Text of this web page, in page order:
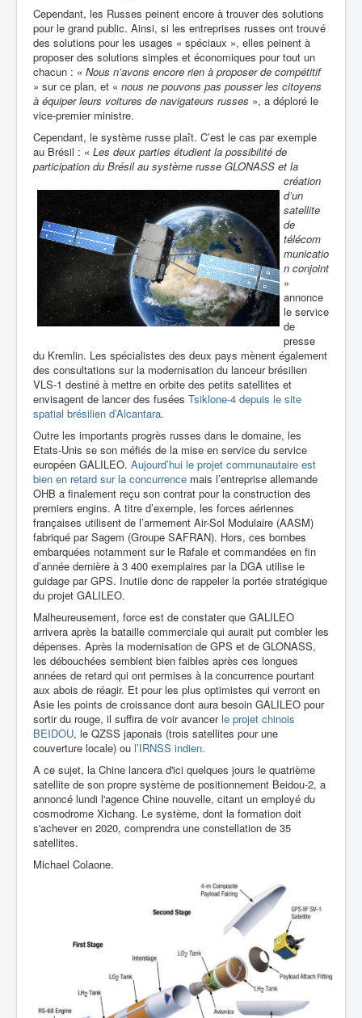
Cependant, les Russes peinent encore à trouver des solutions
pour le grand public. Ainsi, si les entreprises russes ont trouvé
des solutions pour les usages « spéciaux », elles peinent à
proposer des solutions simples et économiques pour tout un
chacun : « Nous n’avons encore rien à proposer de compétitif
» sur ce plan, et « nous ne pouvons pas pousser les citoyens
à équiper leurs voitures de navigateurs russes », a déploré le
vice-premier ministre.
Cependant, le système russe plaît. C’est le cas par exemple
au Brésil : « Les deux parties étudient la possibilité de
participation du Brésil au système russe GLONASS et la
création
d’un
satellite
de
télécom
municatio
n conjoint
»
annonce
le service
de
presse
du Kremlin. Les spécialistes des deux pays mènent également
des consultations sur la modernisation du lanceur brésilien
VLS-1 destiné à mettre en orbite des petits satellites et
envisagent de lancer des fusées Tsiklone-4 depuis le site
spatial brésilien d’Alcantara.
Outre les importants progrès russes dans le domaine, les
Etats-Unis se son méfiés de la mise en service du service
européen GALILEO. Aujourd’hui le projet communautaire est
bien en retard sur la concurrence mais l’entreprise allemande
OHB a finalement reçu son contrat pour la construction des
premiers engins. A titre d’exemple, les forces aériennes
françaises utilisent de l’armement Air-Sol Modulaire (AASM)
fabriqué par Sagem (Groupe SAFRAN). Hors, ces bombes
embarquées notamment sur le Rafale et commandées en fin
d’année dernière à 3 400 exemplaires par la DGA utilise le
guidage par GPS. Inutile donc de rappeler la portée stratégique
du projet GALILEO.
Malheureusement, force est de constater que GALILEO
arrivera après la bataille commerciale qui aurait put combler les
dépenses. Après la modernisation de GPS et de GLONASS,
les débouchées semblent bien faibles après ces longues
années de retard qui ont permises à la concurrence pourtant
aux abois de réagir. Et pour les plus optimistes qui verront en
Asie les points de croissance dont aura besoin GALILEO pour
sortir du rouge, il suffira de voir avancerle projet chinois
BEIDOU, le QZSS japonais (trois satellites pour une
couverture locale) ou l’IRNSS indien.
A ce sujet, la Chine lancera d'ici quelques jours le quatrième
satellite de son propre système de positionnement Beidou-2, a
annoncé lundi l'agence Chine nouvelle, citant un employé du
cosmodrome Xichang. Le système, dont la formation doit
s'achever en 2020, comprendra une constellation de 35
satellites.
Michael Colaone.